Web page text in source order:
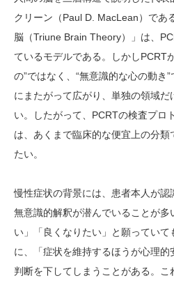
クリーン（Paul D. MacLean）であ
脳（Triune Brain Theory）」は、
ているモデルである。しかしPCRT
の”ではなく、“無意識的な心の動き
にまたがって広がり、単独の領域
い。したがって、PCRTの検査プロ
は、あくまで臨床的な便宜上の分類
たい。
慢性症状の背景には、患者本人が
無意識的解釈が潜んでいることが多
い」「良くなりたい」と願ってい
に、「症状を維持するほうが心理
判断を下してしまうことがある。こ